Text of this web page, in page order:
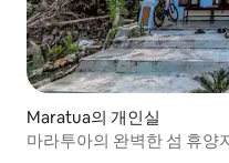
Maratua의 개인실
마라투아의 완벽한 섬 휴양